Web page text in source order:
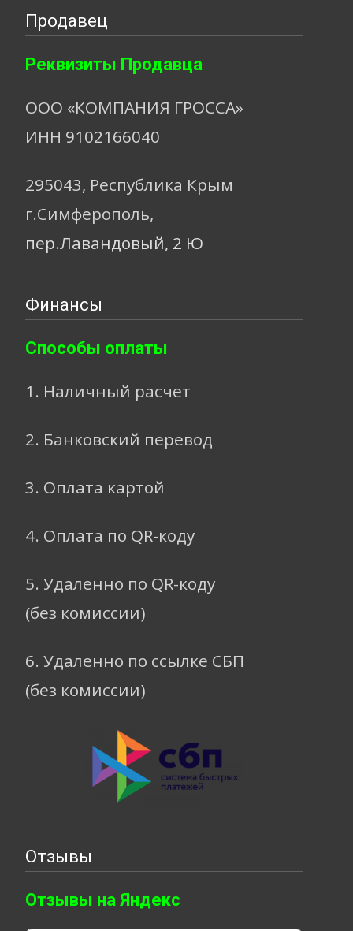
Продавец
Реквизиты Продавца
ООО «КОМПАНИЯ ГРОССА»
ИНН 9102166040
295043, Республика Крым
г.Симферополь,
пер.Лавандовый, 2 Ю
Финансы
Способы оплаты
1. Наличный расчет
2. Банковский перевод
3. Оплата картой
4. Оплата по QR-коду
5. Удаленно по QR-коду
(без комиссии)
6. Удаленно по ссылке СБП
(без комиссии)
Отзывы
Отзывы на Яндекс